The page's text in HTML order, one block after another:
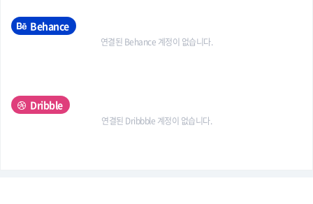
Behance
연결된 Behance 계정이 없습니다.
Dribble
연결된 Dribbble 계정이 없습니다.